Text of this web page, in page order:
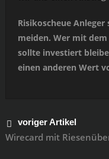
Risikoscheue
meiden. Wer mit
sollte investiert
einen anderen Wert
voriger Artikel
Wirecard mit